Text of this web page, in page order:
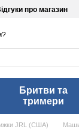
про магазин
Бритви та
тримери
JRL (США)